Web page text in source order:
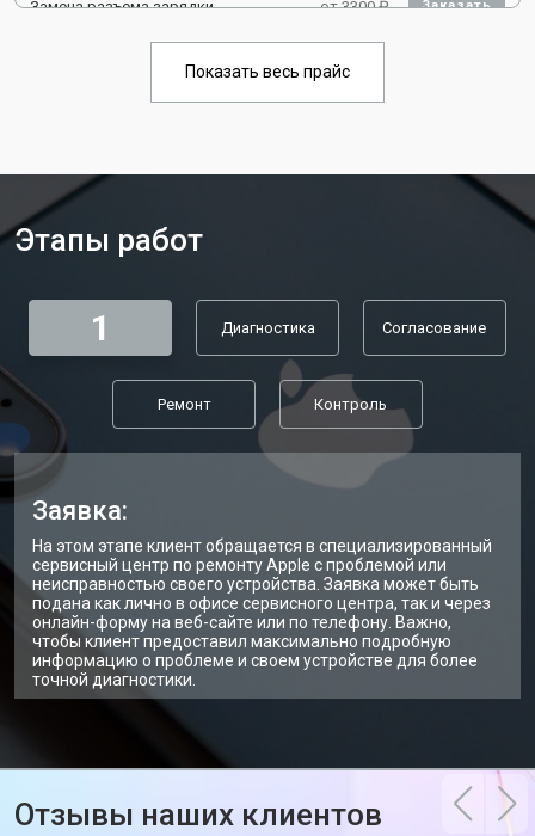
Замена разъема зарядки от 3300 ₽ Заказать
Замена камеры iphone от 4000 ₽
Показать весь прайс
Этапы работ
1 Диагностика Согласование
Ремонт Контроль
Заявка:
На этом этапе клиент обращается в специализированный
сервисный центр по ремонту Apple с проблемой или
неисправностью своего устройства. Заявка может быть
подана как лично в офисе сервисного центра, так и через
онлайн-форму на веб-сайте или по телефону. Важно,
чтобы клиент предоставил максимально подробную
информацию о проблеме и своем устройстве для более
точной диагностики.
Отзывы наших клиентов